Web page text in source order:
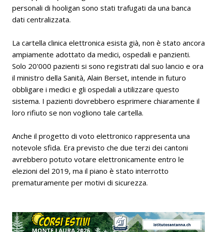
personali di hooligan sono stati trafugati da una banca
dati centralizzata.
La cartella clinica elettronica esista già, non è stato ancora
ampiamente adottato da medici, ospedali e panzienti.
Solo 20'000 pazienti si sono registrati dal suo lancio e ora
il ministro della Sanità, Alain Berset, intende in futuro
obbligare i medici e gli ospedali a utilizzare questo
sistema. I pazienti dovrebbero esprimere chiaramente il
loro rifiuto se non vogliono tale cartella.
Anche il progetto di voto elettronico rappresenta una
notevole sfida. Era previsto che due terzi dei cantoni
avrebbero potuto votare elettronicamente entro le
elezioni del 2019, ma il piano è stato interrotto
prematuramente per motivi di sicurezza.